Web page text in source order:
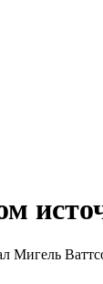
Мигель